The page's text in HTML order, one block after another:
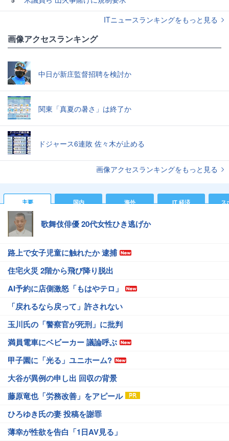
ITニュースランキングをもっと見る
画像アクセスランキング
中日が新庄監督招聘を検討か
関東「真夏の暑さ」は終了か
ドジャース6連敗 佐々木が止める
画像アクセスランキングをもっと見る
主要 国内 海外 IT 経済 ス
歌舞伎俳優 20代女性ひき逃げか
路上で女子児童に触れたか 逮捕
住宅火災 2階から飛び降り脱出
AI予約に店側激怒「もはやテロ」
「戻れるなら戻って」許されない
玉川氏の「警察官が死刑」に批判
満員電車にベビーカー 議論呼ぶ
甲子園に「光る」ユニホーム?
大谷が異例の申し出 回収の背景
藤原竜也「労務改善」をアピール
ひろゆき氏の妻 投稿を謝罪
薄幸が性欲を告白「1日AV見る」